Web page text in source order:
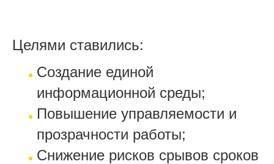
Целями ставились:
Создание единой
информационной среды;
Повышение управляемости и
прозрачности работы;
Снижение рисков срывов сроков